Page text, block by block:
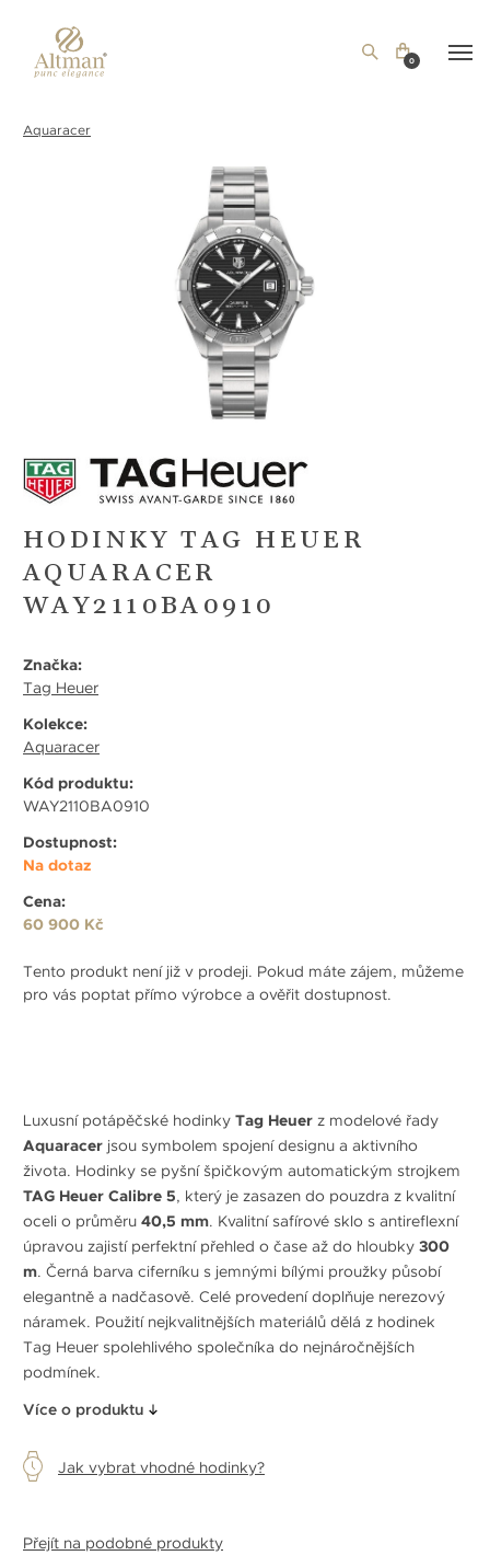
0
Aquaracer
HODINKY TAG HEUER
AQUARACER
WAY2110BA0910
Značka:
Tag Heuer
Kolekce:
Aquaracer
Kód produktu:
WAY2110BA0910
Dostupnost:
Na dotaz
Cena:
60 900 Kč
Tento produkt není již v prodeji. Pokud máte zájem, můžeme
pro vás poptat přímo výrobce a ověřit dostupnost.
Luxusní potápěčské hodinky Tag Heuer z modelové řady
Aquaracer jsou symbolem spojení designu a aktivního
života. Hodinky se pyšní špičkovým automatickým strojkem
TAG Heuer Calibre 5, který je zasazen do pouzdra z kvalitní
oceli o průměru 40,5 mm. Kvalitní safírové sklo s antireflexní
úpravou zajistí perfektní přehled o čase až do hloubky 300
m. Černá barva ciferníku s jemnými bílými proužky působí
elegantně a nadčasově. Celé provedení doplňuje nerezový
náramek. Použití nejkvalitnějších materiálů dělá z hodinek
Tag Heuer spolehlivého společníka do nejnáročnějších
podmínek.
Více o produktu
Jak vybrat vhodné hodinky?
Přejít na podobné produkty